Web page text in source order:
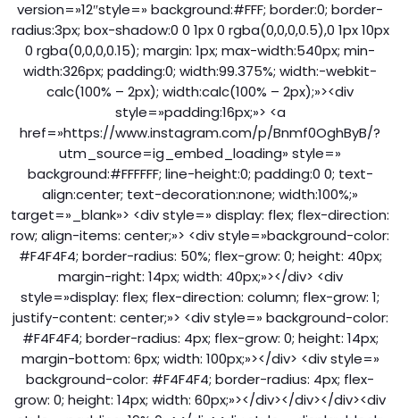
version=»12″style=» background:#FFF; border:0; border-
radius:3px; box-shadow:0 0 1px 0 rgba(0,0,0,0.5),0 1px 10px
0 rgba(0,0,0,0.15); margin: 1px; max-width:540px; min-
width:326px; padding:0; width:99.375%; width:-webkit-
calc(100% – 2px); width:calc(100% – 2px);»><div
style=»padding:16px;»> <a
href=»https://www.instagram.com/p/Bnmf0OghByB/?
utm_source=ig_embed_loading» style=»
background:#FFFFFF; line-height:0; padding:0 0; text-
align:center; text-decoration:none; width:100%;»
target=»_blank»> <div style=» display: flex; flex-direction:
row; align-items: center;»> <div style=»background-color:
#F4F4F4; border-radius: 50%; flex-grow: 0; height: 40px;
margin-right: 14px; width: 40px;»></div> <div
style=»display: flex; flex-direction: column; flex-grow: 1;
justify-content: center;»> <div style=» background-color:
#F4F4F4; border-radius: 4px; flex-grow: 0; height: 14px;
margin-bottom: 6px; width: 100px;»></div> <div style=»
background-color: #F4F4F4; border-radius: 4px; flex-
grow: 0; height: 14px; width: 60px;»></div></div></div><div